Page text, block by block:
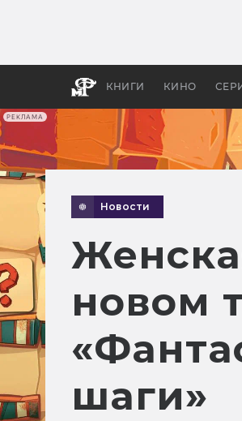
РЕКЛАМА
КНИГИ КИНО
Новости
новом
шаги»